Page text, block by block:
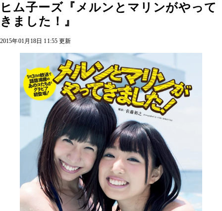
ヒム子ーズ『メルンとマリンがやって
きました！』
2015年01月18日 11:55 更新